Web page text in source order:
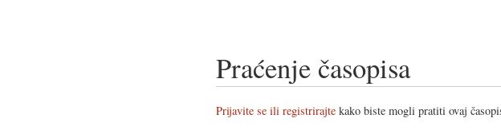
Praćenje časopisa
Prijavite se ili registrirajte kako biste mogli pratiti ovaj